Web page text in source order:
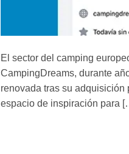
El sector del camping
CampingDreams, durante
renovada tras su adquisición
espacio de inspiración para